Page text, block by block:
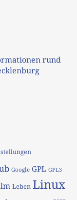
rund
Google GPL GPL3
Leben Linux